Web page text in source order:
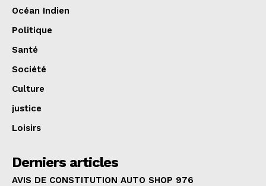
Océan Indien
Politique
Santé
Société
Culture
justice
Loisirs
Derniers articles
AVIS DE CONSTITUTION AUTO SHOP 976